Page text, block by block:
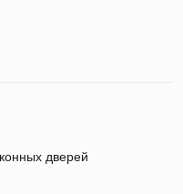
дверей